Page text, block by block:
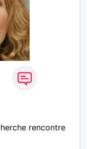
rencontre